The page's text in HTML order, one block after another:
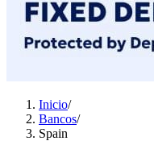
Inicio/
Bancos/
Spain